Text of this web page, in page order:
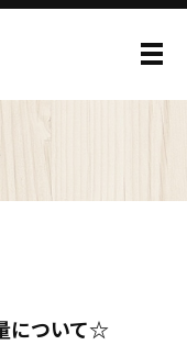
メ
について☆